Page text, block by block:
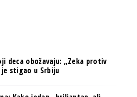
deca obožavaju: „Zeka protiv
je stigao u Srbiju